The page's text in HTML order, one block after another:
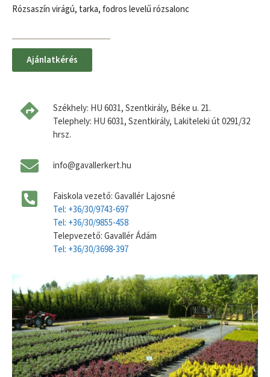
Rózsaszín virágú, tarka, fodros levelű rózsalonc
Ajánlatkérés
Székhely: HU 6031, Szentkirály, Béke u. 21.
Telephely: HU 6031, Szentkirály, Lakiteleki út 0291/32
hrsz.
info@gavallerkert.hu
Faiskola vezető: Gavallér Lajosné
Tel: +36/30/9743-697
Tel: +36/30/9855-458
Telepvezető: Gavallér Ádám
Tel: +36/30/3698-397